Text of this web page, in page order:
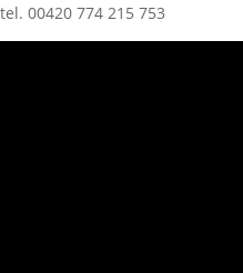
tel. 00420 774 215 753